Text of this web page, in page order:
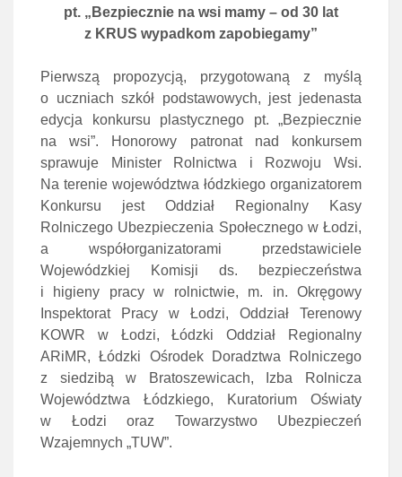
pt. „Bezpiecznie na wsi mamy – od 30 lat
z KRUS wypadkom zapobiegamy”
Pierwszą propozycją, przygotowaną z myślą
o uczniach szkół podstawowych, jest jedenasta
edycja konkursu plastycznego pt. „Bezpiecznie
na wsi”. Honorowy patronat nad konkursem
sprawuje Minister Rolnictwa i Rozwoju Wsi.
Na terenie województwa łódzkiego organizatorem
Konkursu jest Oddział Regionalny Kasy
Rolniczego Ubezpieczenia Społecznego w Łodzi,
a współorganizatorami przedstawiciele
Wojewódzkiej Komisji ds. bezpieczeństwa
i higieny pracy w rolnictwie, m. in. Okręgowy
Inspektorat Pracy w Łodzi, Oddział Terenowy
KOWR w Łodzi, Łódzki Oddział Regionalny
ARiMR, Łódzki Ośrodek Doradztwa Rolniczego
z siedzibą w Bratoszewicach, Izba Rolnicza
Województwa Łódzkiego, Kuratorium Oświaty
w Łodzi oraz Towarzystwo Ubezpieczeń
Wzajemnych „TUW”.